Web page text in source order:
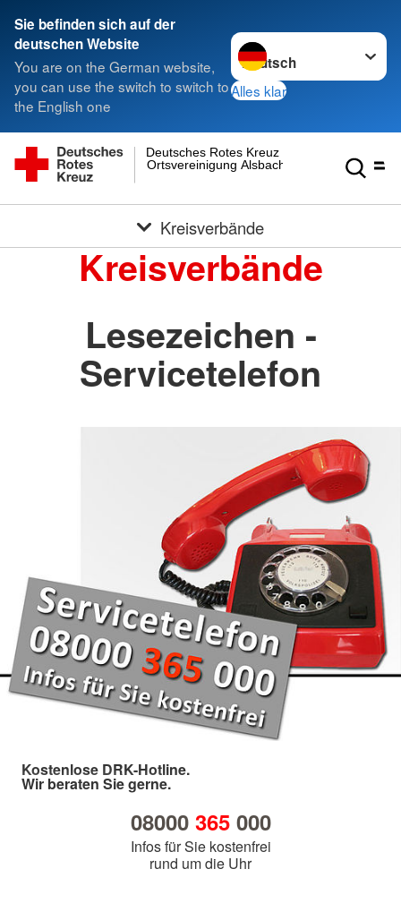
Sie befinden sich auf der
deutschen Website
You are on the German website,
you can use the switch to switch to
the English one
Sprache wechseln zu
Alles klar
Ortsvereinigung Alsbach
Deutsches Rotes Kreuz
Kreisverbände
Kreisverbände
Lesezeichen -
Servicetelefon
Kostenlose DRK-Hotline.
Wir beraten Sie gerne.
08000 365000
Infos für Sie kostenfrei
rund um die Uhr